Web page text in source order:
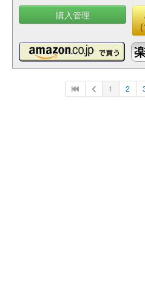
購入管理
(
1 2